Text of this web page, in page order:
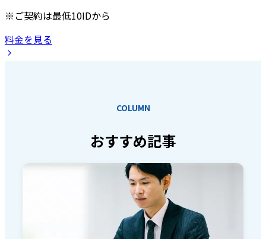
※ご契約は最低10IDから
料金を見る
COLUMN
おすすめ記事